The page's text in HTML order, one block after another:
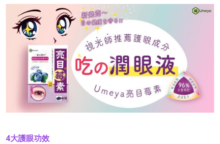
4大護眼功效